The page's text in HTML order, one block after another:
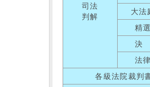
司法
判解
大法
精
法
各級法院裁判